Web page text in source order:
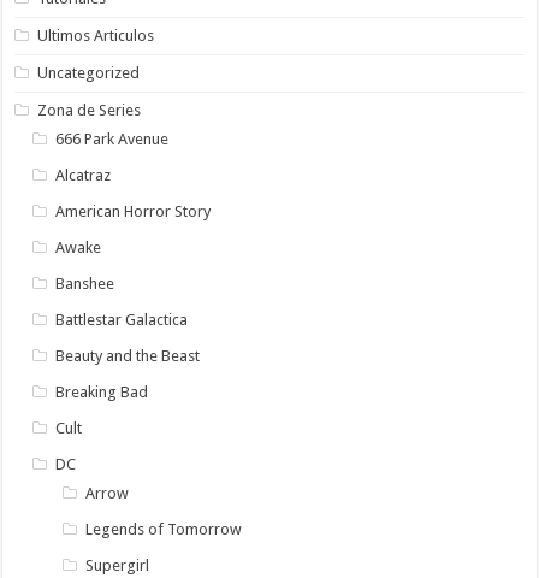
Ultimos Articulos
Uncategorized
Zona de Series
666 Park Avenue
Alcatraz
American Horror Story
Awake
Banshee
Battlestar Galactica
Beauty and the Beast
Breaking Bad
Cult
DC
Arrow
Legends of Tomorrow
Supergirl